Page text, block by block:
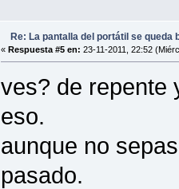
Re: La pantalla del portátil se queda
« Respuesta #5 en: 23-11-2011, 22:52
ves? de repente
eso.
aunque no
pasado.